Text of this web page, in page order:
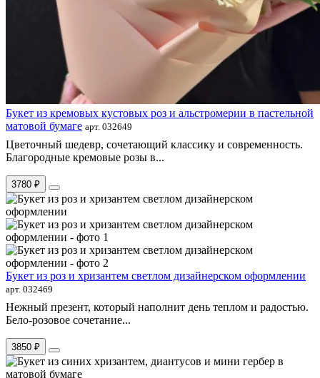
Букет из кремовых кустовых роз и альстромерии в пастельной
матовой бумаге арт. 032649
Цветочный шедевр, сочетающий классику и современность.
Благородные кремовые розы в...
3780 ₽
Букет из роз и хризантем светлом дизайнерском оформлении
арт. 032469
Нежный презент, который наполнит день теплом и радостью.
Бело-розовое сочетание...
3850 ₽